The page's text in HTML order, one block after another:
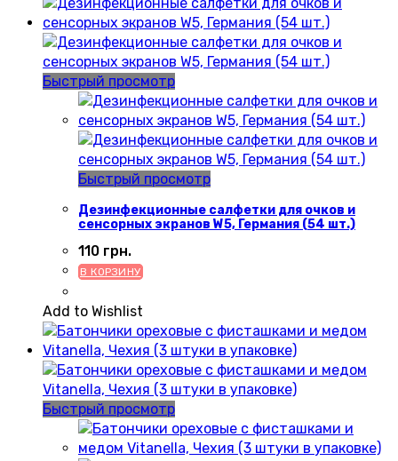
Быстрый просмотр
Быстрый просмотр
Дезинфекционные салфетки для очков и
сенсорных экранов W5, Германия (54 шт.)
110 грн.
В КОРЗИНУ
Add to Wishlist
Быстрый просмотр